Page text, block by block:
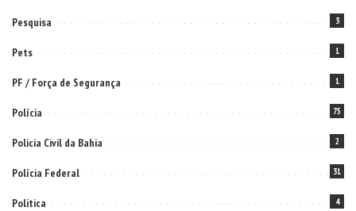
Pesquisa 3
Pets 1
PF / Força de Segurança 1
Polícia 75
Policia Civil da Bahia 2
Polícia Federal 31
Politica 4